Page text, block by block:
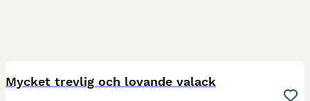
Mycket trevlig och lovande valack